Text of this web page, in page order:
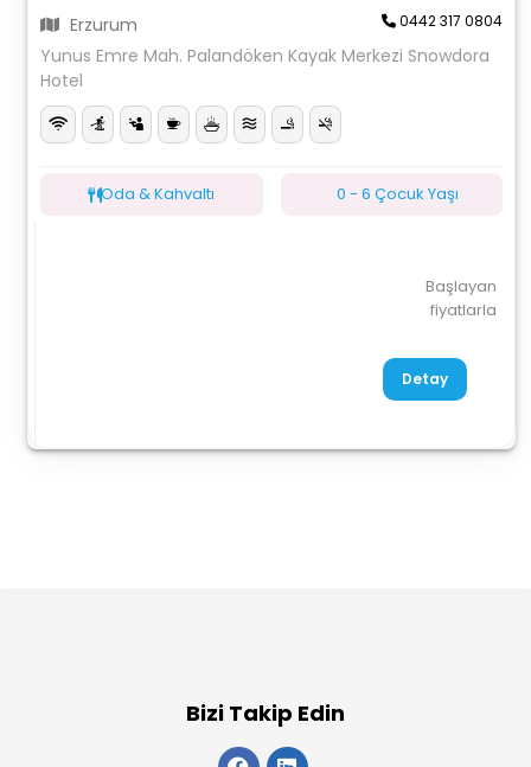
Erzurum 0442 317 0804
Yunus Emre Mah. Palandöken Kayak Merkezi Snowdora
Hotel
Oda & Kahvaltı 0 - 6 Çocuk Yaşı
Başlayan
fiyatlarla
Detay
Bizi Takip Edin